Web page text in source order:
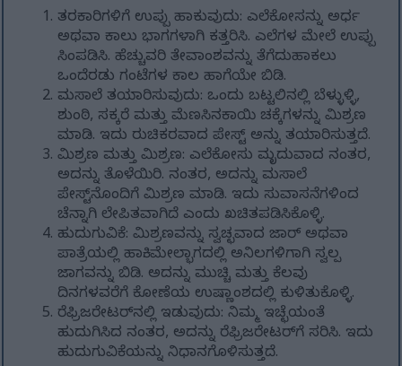
ತರಕಾರಿಗಳಿಗೆ ಉಪ್ಪು ಹಾಕುವುದು: ಎಲೆಕೋಸನ್ನು ಅರ್ಧ
ಅಥವಾ ಕಾಲು ಭಾಗಗಳಾಗಿ ಕತ್ತರಿಸಿ. ಎಲೆಗಳ ಮೇಲೆ ಉಪ್ಪು
ಸಿಂಪಡಿಸಿ. ಹೆಚ್ಚುವರಿ ತೇವಾಂಶವನ್ನು ತೆಗೆದುಹಾಕಲು
ಒಂದೆರಡು ಗಂಟೆಗಳ ಕಾಲ ಹಾಗೆಯೇ ಬಿಡಿ.
ಮಸಾಲೆ ತಯಾರಿಸುವುದು: ಒಂದು ಬಟ್ಟಲಿನಲ್ಲಿ ಬೆಳ್ಳುಳ್ಳಿ,
ಶುಂಠಿ, ಸಕ್ಕರೆ ಮತ್ತು ಮೆಣಸಿನಕಾಯಿ ಚಕ್ಕೆಗಳನ್ನು ಮಿಶ್ರಣ
ಮಾಡಿ. ಇದು ರುಚಿಕರವಾದ ಪೇಸ್ಟ್ ಅನ್ನು ತಯಾರಿಸುತ್ತದೆ.
ಮಿಶ್ರಣ ಮತ್ತು ಮಿಶ್ರಣ: ಎಲೆಕೋಸು ಮೃದುವಾದ ನಂತರ,
ಅದನ್ನು ತೊಳೆಯಿರಿ. ನಂತರ, ಅದನ್ನು ಮಸಾಲೆ
ಪೇಸ್ಟ್‌ನೊಂದಿಗೆ ಮಿಶ್ರಣ ಮಾಡಿ. ಇದು ಸುವಾಸನೆಗಳಿಂದ
ಚೆನ್ನಾಗಿ ಲೇಪಿತವಾಗಿದೆ ಎಂದು ಖಚಿತಪಡಿಸಿಕೊಳ್ಳಿ.
ಹುದುಗುವಿಕೆ: ಮಿಶ್ರಣವನ್ನು ಸ್ವಚ್ಛವಾದ ಜಾರ್ ಅಥವಾ
ಪಾತ್ರೆಯಲ್ಲಿ ಹಾಕಿ. ಮೇಲ್ಭಾಗದಲ್ಲಿ ಅನಿಲಗಳಿಗಾಗಿ ಸ್ವಲ್ಪ
ಜಾಗವನ್ನು ಬಿಡಿ. ಅದನ್ನು ಮುಚ್ಚಿ ಮತ್ತು ಕೆಲವು
ದಿನಗಳವರೆಗೆ ಕೋಣೆಯ ಉಷ್ಣಾಂಶದಲ್ಲಿ ಕುಳಿತುಕೊಳ್ಳಿ.
ರೆಫ್ರಿಜರೇಟರ್‌ನಲ್ಲಿ ಇಡುವುದು: ನಿಮ್ಮ ಇಚ್ಛೆಯಂತೆ
ಹುದುಗಿಸಿದ ನಂತರ, ಅದನ್ನು ರೆಫ್ರಿಜರೇಟರ್‌ಗೆ ಸರಿಸಿ. ಇದು
ಹುದುಗುವಿಕೆಯನ್ನು ನಿಧಾನಗೊಳಿಸುತ್ತದೆ.